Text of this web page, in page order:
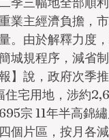
業主經濟負擔，
。由於解釋力度
城規程序，減省
】說，政府次季
住宅用地，涉約
宗 11年半高錦
個片區，按月各